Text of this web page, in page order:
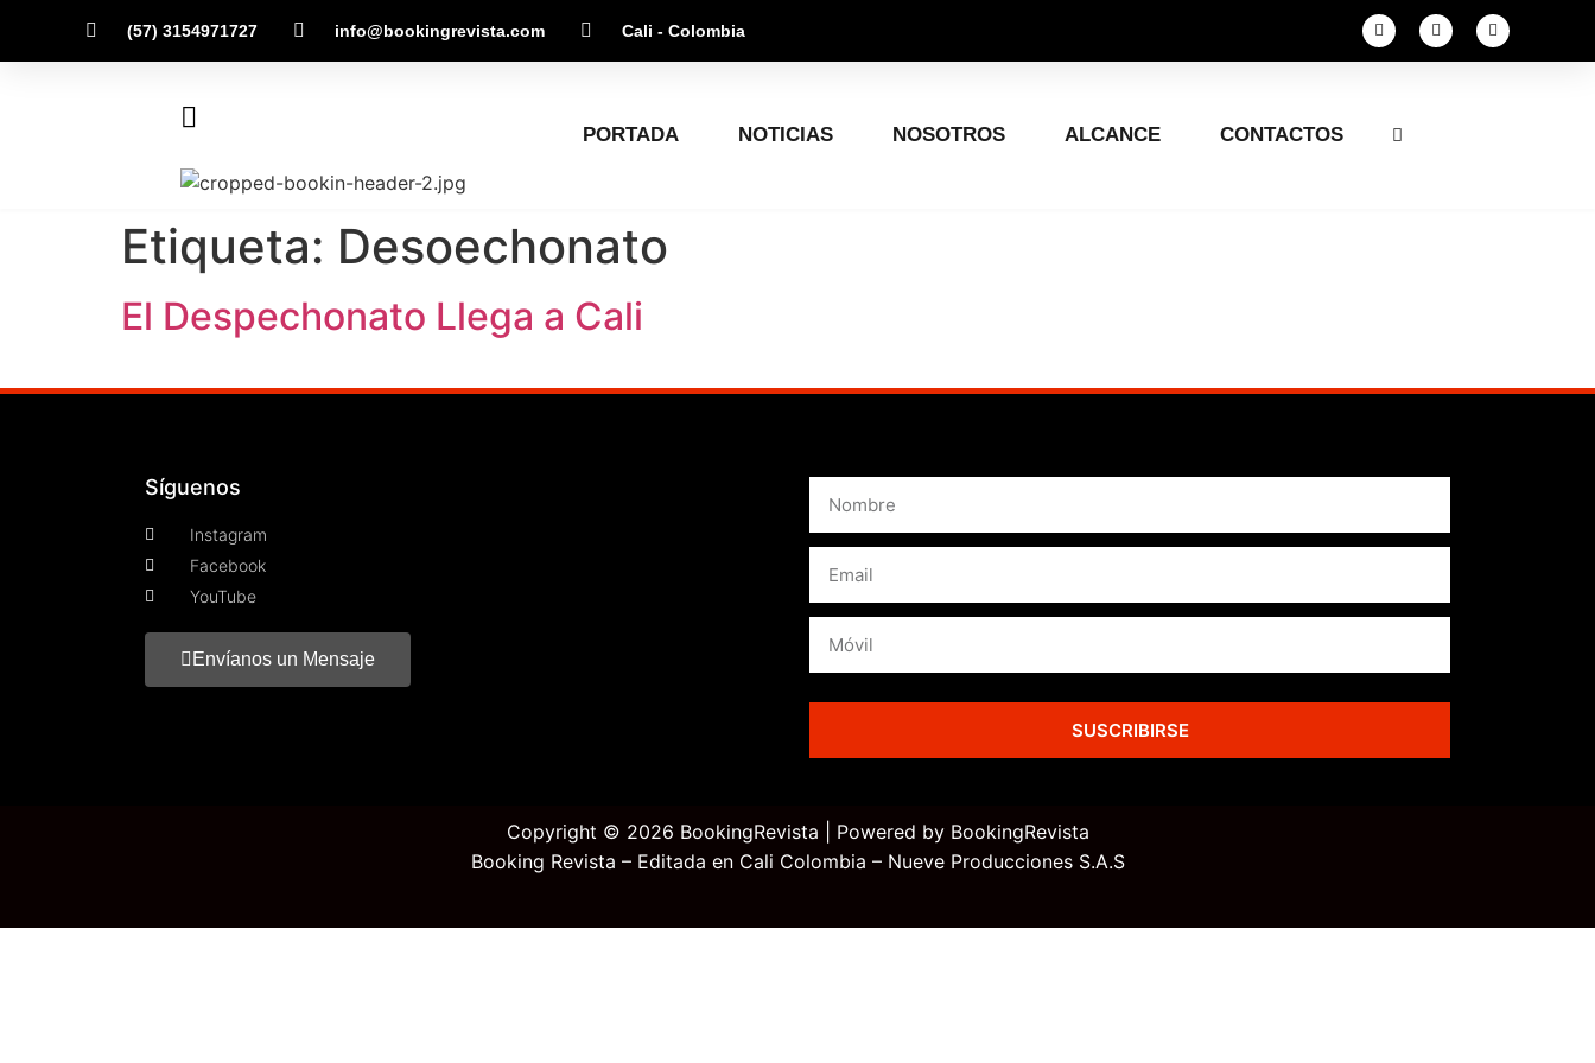
(57) 3154971727 info@bookingrevista.com Cali - Colombia
PORTADA NOTICIAS NOSOTROS ALCANCE CONTACTOS
Etiqueta: Desoechonato
El Despechonato Llega a Cali
Síguenos
Instagram
Facebook
YouTube
Envíanos un Mensaje
SUSCRIBIRSE
Copyright © 2026 BookingRevista | Powered by BookingRevista
Booking Revista – Editada en Cali Colombia – Nueve Producciones S.A.S